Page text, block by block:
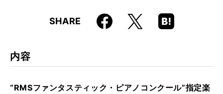
9784845617920
SHARE Faceboo
k
X
Hatena
Boo
内容
“RMSファンタスティック・ピアノコンクール”指定楽